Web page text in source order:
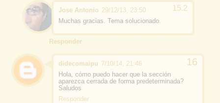
Jose Antonio 29/12/13, 23:50
Muchas gracias. Tema solucionado.
Responder
didecomaipu 7/10/14, 21:46
Hola, cómo puedo hacer que la sección
aparezca cerrada de forma predeterminada?
Saludos
Responder